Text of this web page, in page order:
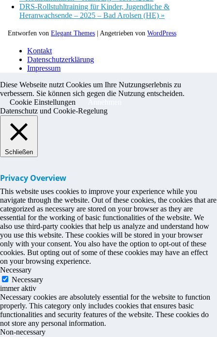
DRS-Rollstuhltraining für Kinder, Jugendliche &
Heranwachsende – 2025 – Bad Arolsen (HE) »
Entworfen von Elegant Themes | Angetrieben von WordPress
Kontakt
Datenschutzerklärung
Impressum
Diese Webseite nutzt Cookies um Ihre Nutzungserlebnis zu
verbessern. Sie können sich gegen die Nutzung entscheiden.
Cookie Einstellungen
Datenschutz und Cookie-Regelung
Schließen
Privacy Overview
This website uses cookies to improve your experience while you
navigate through the website. Out of these cookies, the cookies that are
categorized as necessary are stored on your browser as they are
essential for the working of basic functionalities of the website. We
also use third-party cookies that help us analyze and understand how
you use this website. These cookies will be stored in your browser
only with your consent. You also have the option to opt-out of these
cookies. But opting out of some of these cookies may have an effect
on your browsing experience.
Necessary
Necessary
immer aktiv
Necessary cookies are absolutely essential for the website to function
properly. This category only includes cookies that ensures basic
functionalities and security features of the website. These cookies do
not store any personal information.
Non-necessary